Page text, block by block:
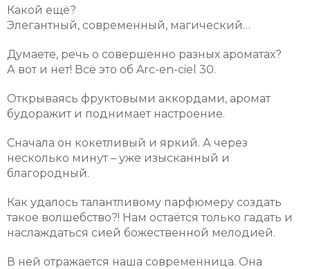
Какой ещё?
Элегантный, современный, магический…
Думаете, речь о совершенно разных ароматах?
А вот и нет! Всё это об Arc-en-ciel 30.
Открываясь фруктовыми аккордами, аромат
будоражит и поднимает настроение.
Сначала он кокетливый и яркий. А через
несколько минут – уже изысканный и
благородный.
Как удалось талантливому парфюмеру создать
такое волшебство?! Нам остаётся только гадать и
наслаждаться сией божественной мелодией.
В ней отражается наша современница. Она